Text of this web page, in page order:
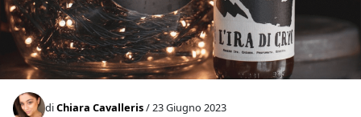
diChiara Cavalleris/ 23 Giugno 2023